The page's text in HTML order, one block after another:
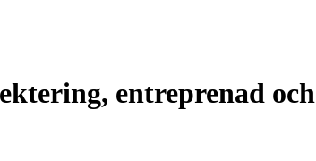
entreprenad och